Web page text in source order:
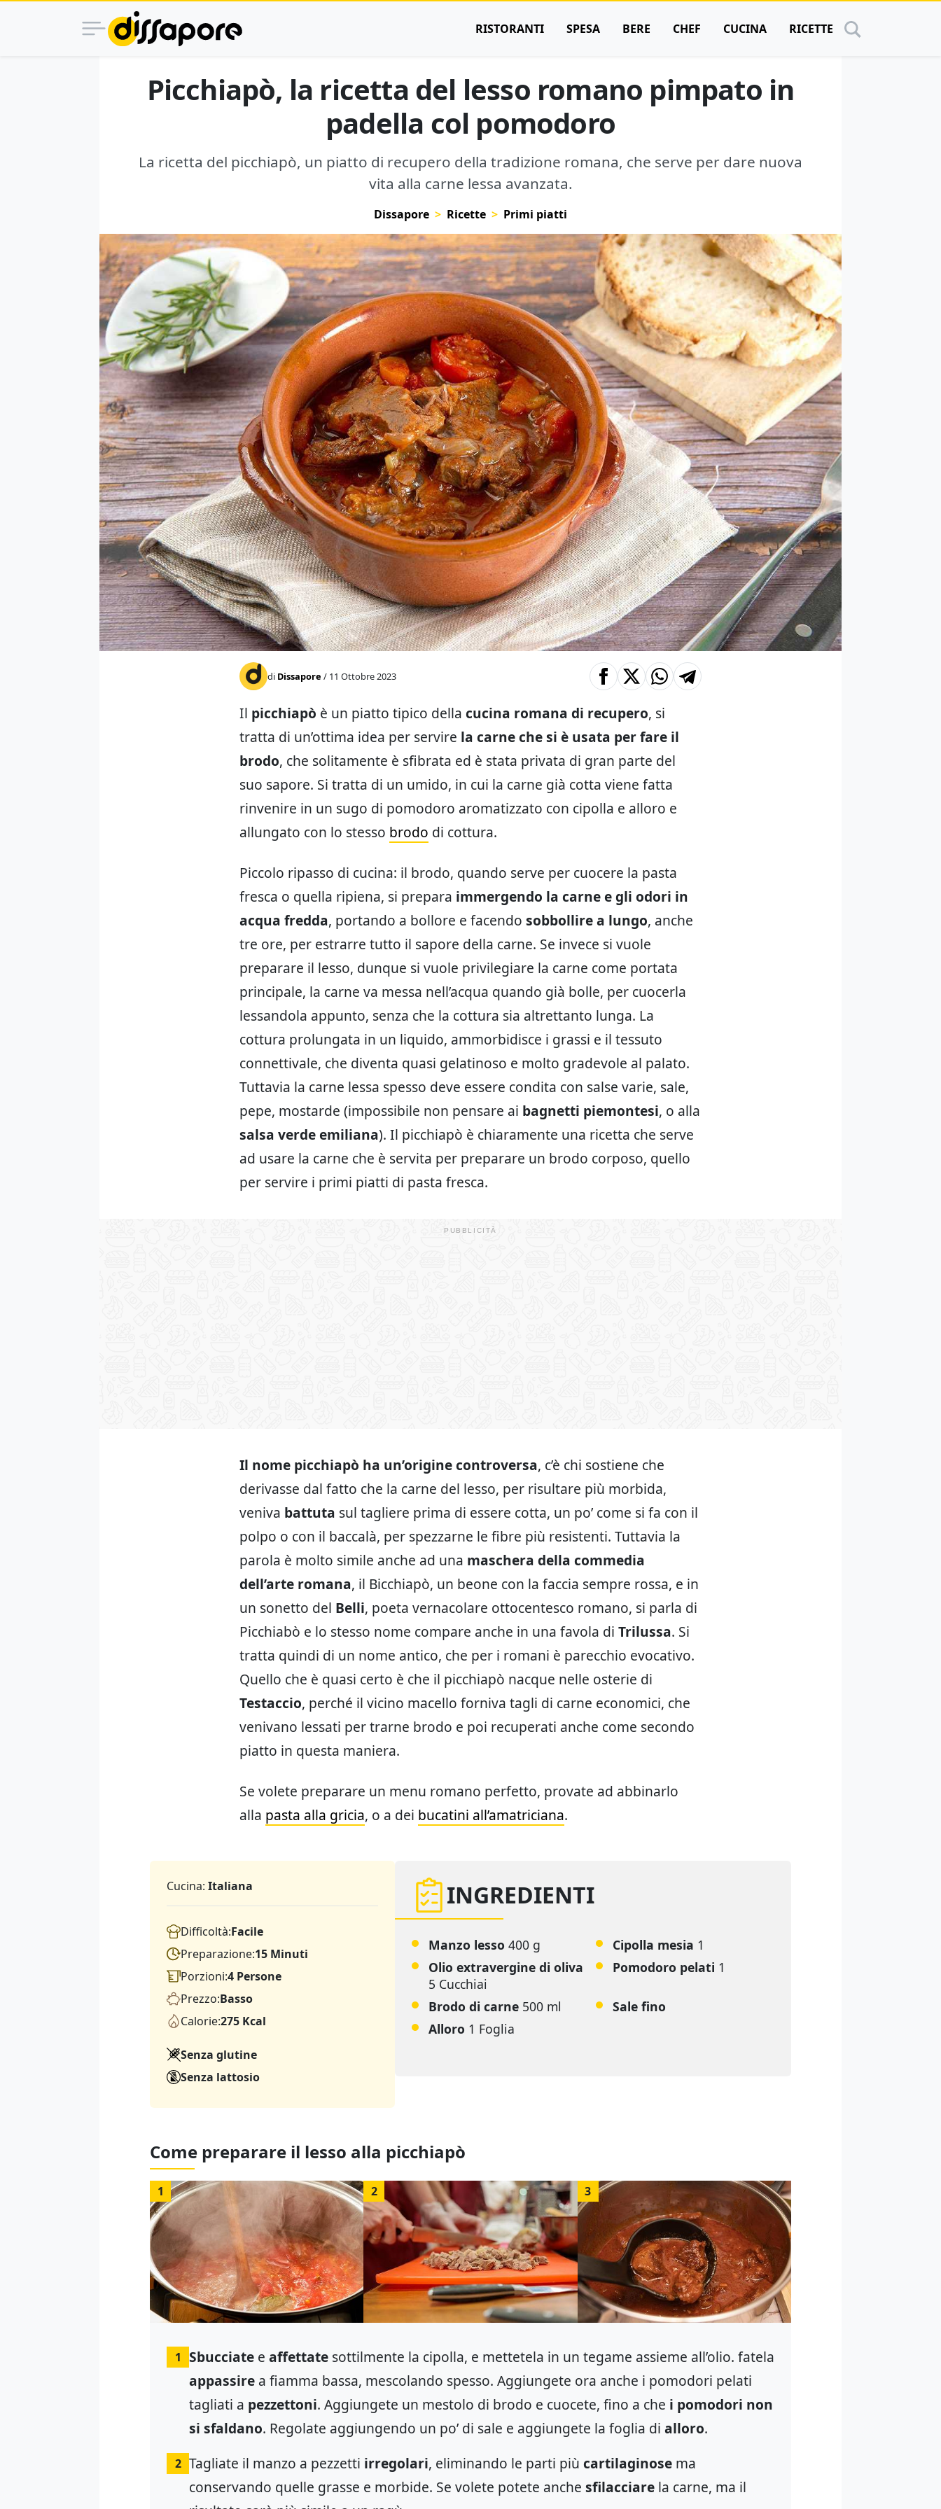
RISTORANTI SPESA BERE CHEF CUCINA RICETTE
Picchiapò, la ricetta del lesso romano pimpato in
padella col pomodoro
La ricetta del picchiapò, un piatto di recupero della tradizione romana, che serve per dare nuova
vita alla carne lessa avanzata.
Dissapore Ricette Primi piatti
di Dissapore / 11 Ottobre 2023
Il picchiapò è un piatto tipico della cucina romana di recupero, si
tratta di un’ottima idea per servire la carne che si è usata per fare il
brodo, che solitamente è sfibrata ed è stata privata di gran parte del
suo sapore. Si tratta di un umido, in cui la carne già cotta viene fatta
rinvenire in un sugo di pomodoro aromatizzato con cipolla e alloro e
allungato con lo stesso brodo di cottura.
Piccolo ripasso di cucina: il brodo, quando serve per cuocere la pasta
fresca o quella ripiena, si prepara immergendo la carne e gli odori in
acqua fredda, portando a bollore e facendo sobbollire a lungo, anche
tre ore, per estrarre tutto il sapore della carne. Se invece si vuole
preparare il lesso, dunque si vuole privilegiare la carne come portata
principale, la carne va messa nell’acqua quando già bolle, per cuocerla
lessandola appunto, senza che la cottura sia altrettanto lunga. La
cottura prolungata in un liquido, ammorbidisce i grassi e il tessuto
connettivale, che diventa quasi gelatinoso e molto gradevole al palato.
Tuttavia la carne lessa spesso deve essere condita con salse varie, sale,
pepe, mostarde (impossibile non pensare ai bagnetti piemontesi, o alla
salsa verde emiliana). Il picchiapò è chiaramente una ricetta che serve
ad usare la carne che è servita per preparare un brodo corposo, quello
per servire i primi piatti di pasta fresca.
Il nome picchiapò ha un’origine controversa, c’è chi sostiene che
derivasse dal fatto che la carne del lesso, per risultare più morbida,
veniva battuta sul tagliere prima di essere cotta, un po’ come si fa con il
polpo o con il baccalà, per spezzarne le fibre più resistenti. Tuttavia la
parola è molto simile anche ad una maschera della commedia
dell’arte romana, il Bicchiapò, un beone con la faccia sempre rossa, e in
un sonetto del Belli, poeta vernacolare ottocentesco romano, si parla di
Picchiabò e lo stesso nome compare anche in una favola di Trilussa. Si
tratta quindi di un nome antico, che per i romani è parecchio evocativo.
Quello che è quasi certo è che il picchiapò nacque nelle osterie di
Testaccio, perché il vicino macello forniva tagli di carne economici, che
venivano lessati per trarne brodo e poi recuperati anche come secondo
piatto in questa maniera.
Se volete preparare un menu romano perfetto, provate ad abbinarlo
alla pasta alla gricia, o a dei bucatini all’amatriciana.
Cucina: Italiana
Difficoltà:Facile
Preparazione:15 Minuti
Porzioni:4 Persone
Prezzo:Basso
Calorie:275 Kcal
Senza glutine
Senza lattosio
INGREDIENTI
Manzo lesso 400 g Cipolla mesia 1
Olio extravergine di oliva
5 Cucchiai
Pomodoro pelati 1
Brodo di carne 500 ml
Sale fino
Alloro 1 Foglia
Come preparare il lesso alla picchiapò
1 2 3
1 Sbucciate e affettate sottilmente la cipolla, e mettetela in un tegame assieme all’olio. fatela
appassire a fiamma bassa, mescolando spesso. Aggiungete ora anche i pomodori pelati
tagliati a pezzettoni. Aggiungete un mestolo di brodo e cuocete, fino a che i pomodori non
si sfaldano. Regolate aggiungendo un po’ di sale e aggiungete la foglia di alloro.
2 Tagliate il manzo a pezzetti irregolari, eliminando le parti più cartilaginose ma
conservando quelle grasse e morbide. Se volete potete anche sfilacciare la carne, ma il